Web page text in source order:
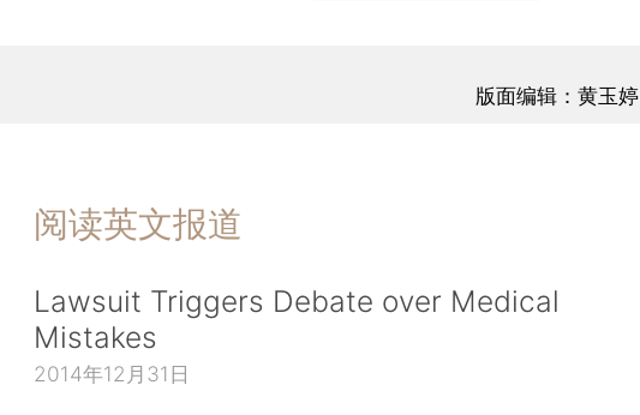
版面编辑：黄玉婷
阅读英文报道
Lawsuit Triggers Debate over Medical
Mistakes
2014年12月31日